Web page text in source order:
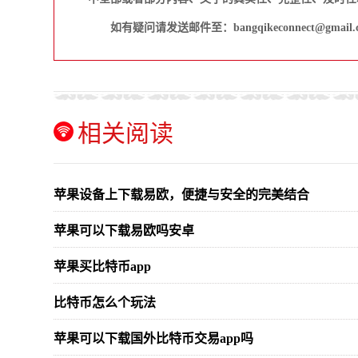
如有疑问请发送邮件至：
相关阅读
苹果设备上下载易欧，便捷与安全的完美结合
苹果可以下载易欧吗安卓
苹果买比特币app
比特币怎么个玩法
苹果可以下载国外比特币交易app吗